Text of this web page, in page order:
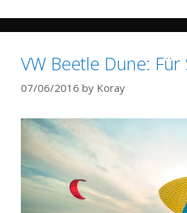
VW Beetle Dune:
07/06/2016 by Koray